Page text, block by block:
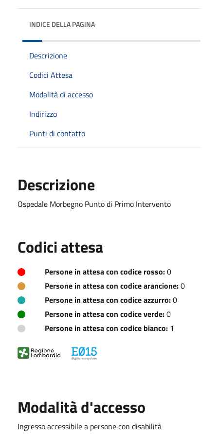
INDICE DELLA PAGINA
Descrizione
Codici Attesa
Modalità di accesso
Indirizzo
Punti di contatto
Descrizione
Ospedale Morbegno Punto di Primo Intervento
Codici attesa
Persone in attesa con codice rosso:0
Persone in attesa con codice arancione:0
Persone in attesa con codice azzurro:0
Persone in attesa con codice verde:0
Persone in attesa con codice bianco: 1
Modalità d'accesso
Ingresso accessibile a persone con disabilità